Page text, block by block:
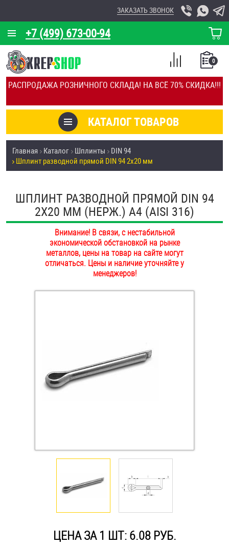
РАСПРОДАЖА РОЗНИЧНОГО СКЛАДА! НА ВСЁ 70% СКИДКА!!!
+7 (499) 673-00-94
ЗАКАЗАТЬ ЗВОНОК
КОРЗИНА
О КОМПАНИИ
КАЛЬКУЛЯТОР
ОТЗЫВЫ
УСЛУГИ
СКИДКИ
ОПТ
ПОКУПАТЕЛЯМ
ОПЛАТА И ДОСТАВКА
НАШИ МАГАЗИНЫ
КАТАЛОГ ТОВАРОВ
0
СПИСОК
СРАВНЕНИЕ
Товары со скидкой
Анкеры
Антивандальный крепёж, инструмент
Болты и винты
Втулки
Заклепки (Гайки-Заклепки)
Инструмент
Крюки, кольца с шурупной резьбой
Оснастка и аксессуары для яхт
Саморезы и шурупы
Главная Каталог Шплинты
DIN 94
Шплинт разводной прямой DIN 94 2х20 мм
ШПЛИНТ РАЗВОДНОЙ ПРЯМОЙ DIN 94
2Х20 ММ (НЕРЖ.) A4 (AISI 316)
Внимание! В связи, с нестабильной
экономической обстановкой на рынке
металлов, цены на товар на сайте могут
отличаться. Цены и наличие уточняйте у
менеджеров!
ЦЕНА ЗА 1 ШТ: 6.08 РУБ.